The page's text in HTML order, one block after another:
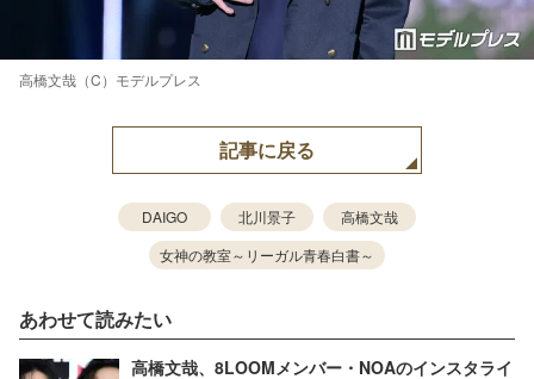
高橋文哉（C）モデルプレス
記事に戻る
DAIGO 北川景子
高橋文哉
女神の教室～リーガル青春白書～
あわせて読みたい
高橋文哉、8LOOMメンバー・NOAのインスタライ